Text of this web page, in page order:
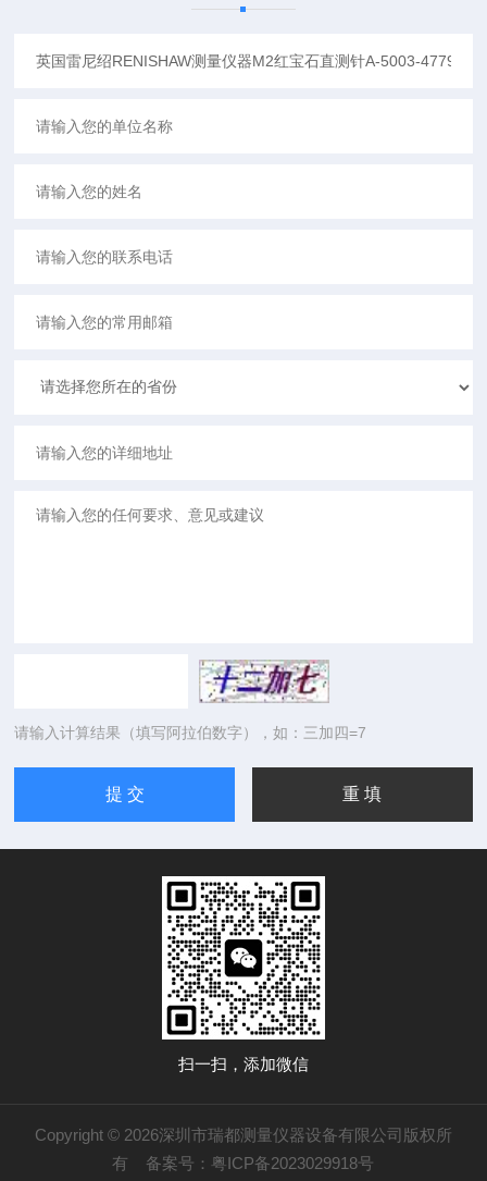
请输入计算结果（填写阿拉伯数字），如：三加四=7
扫一扫，添加微信
Copyright © 2026深圳市瑞都测量仪器设备有限公司版权所
有 备案号：粤ICP备2023029918号